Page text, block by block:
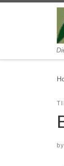
by